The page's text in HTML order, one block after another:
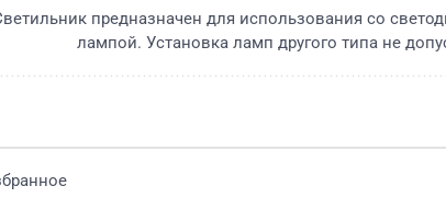
предназначен для использования со
лампой. Установка ламп другого типа не